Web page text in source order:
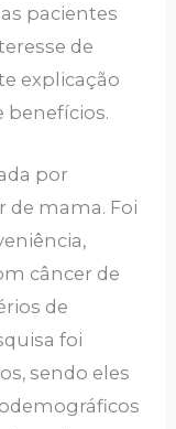
pacientes
de
explicação
benefícios.
por
de mama. Foi
câncer de
de
foi
sendo eles